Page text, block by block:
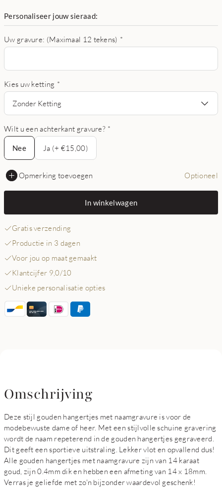
Personaliseer jouw sieraad:
Uw gravure: (Maximaal 12 tekens) *
Kies uw ketting *
Zonder Ketting
Wilt u een achterkant gravure? *
Nee
Nee
Ja (+ €15,00)
Opmerking toevoegen Optioneel
In winkelwagen
Gratis verzending
Productie in 3 dagen
Voor jou op maat gemaakt
Klantcijfer 9,0/10
Unieke personalisatie opties
Omschrijving
Deze stijl gouden hangertjes met naamgravure is voor de
modebewuste dame of heer. Met een stijlvolle schuine gravering
wordt de naam repeterend in de gouden hangertjes gegraveerd.
Dit geeft een sportieve uitstraling. Lekker vlot en opvallend dus!
Alle gouden hangertjes met naamgravure zijn van 14 karaat
goud, zijn 0.4mm dik en hebben een afmeting van 14 x 18mm.
Verras je geliefde met zo'n bijzonder waardevol geschenk!